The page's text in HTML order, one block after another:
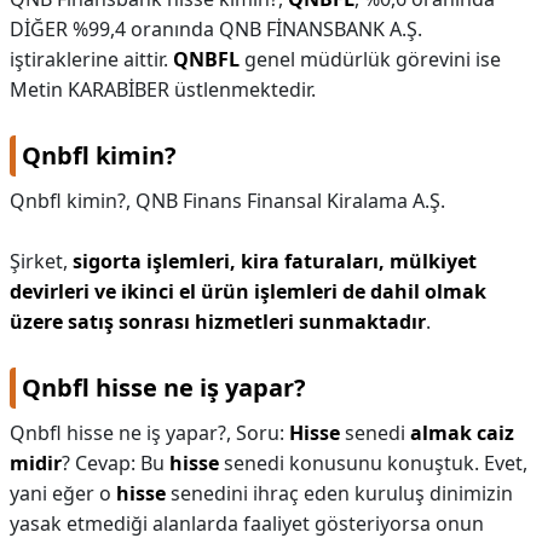
DİĞER %99,4 oranında QNB FİNANSBANK A.Ş.
iştiraklerine aittir. QNBFL genel müdürlük görevini ise
Metin KARABİBER üstlenmektedir.
Qnbfl kimin?
Qnbfl kimin?, QNB Finans Finansal Kiralama A.Ş.
Şirket, sigorta işlemleri, kira faturaları, mülkiyet
devirleri ve ikinci el ürün işlemleri de dahil olmak
üzere satış sonrası hizmetleri sunmaktadır.
Qnbfl hisse ne iş yapar?
Qnbfl hisse ne iş yapar?, Soru: Hissesenedi almak caiz
midir? Cevap: Bu hissesenedi konusunu konuştuk. Evet,
yani eğer o hissesenedini ihraç eden kuruluş dinimizin
yasak etmediği alanlarda faaliyet gösteriyorsa onun